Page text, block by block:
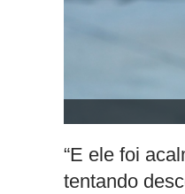
“E ele foi
tentando